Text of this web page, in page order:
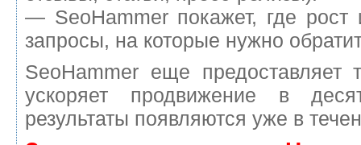
— SeoHammer покажет, где
запросы, на которые нужно
SeoHammer еще предоставляет
ускоряет продвижение в
результаты появляются уже в